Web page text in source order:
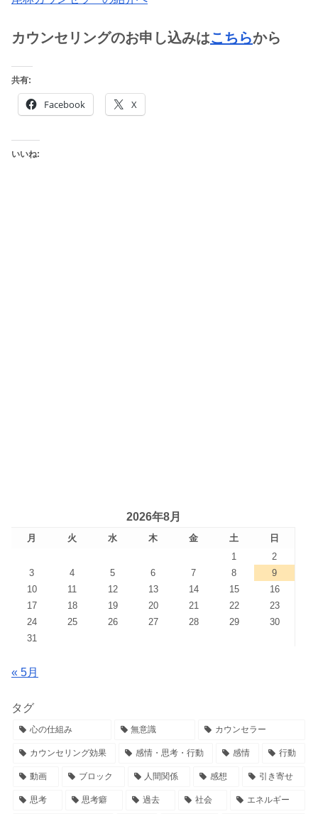
カウンセリングのお申し込みはこちらから
共有:
Facebook X
いいね:
2026年8月
月 火 水 木 金 土
日
1
2
3
4 5 6 7 8
9
10
11 12 13 14 15
16
17
18 19 20 21 22
23
24
25 26 27 28 29
30
31
« 5月
タグ
心の仕組み 無意識 カウンセラー
カウンセリング効果 感情・思考・行動 感情 行動
動画 ブロック 人間関係 感想 引き寄せ
思考 思考癖 過去 社会 エネルギー